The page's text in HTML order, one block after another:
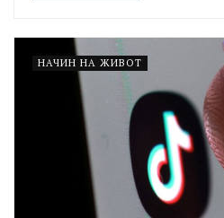
НАЧИН НА ЖИВОТ